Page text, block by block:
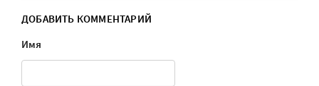
ДОБАВИТЬ КОММЕНТАРИЙ
Имя